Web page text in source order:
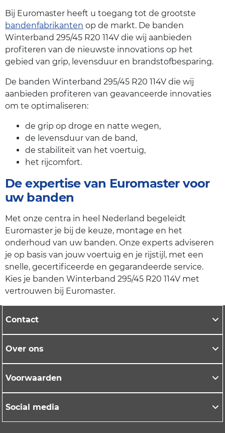
Bij Euromaster heeft u toegang tot de grootste
bandenfabrikanten op de markt. De banden
Winterband 295/45 R20 114V die wij aanbieden
profiteren van de nieuwste innovations op het
gebied van grip, levensduur en brandstofbesparing.
De banden Winterband 295/45 R20 114V die wij
aanbieden profiteren van geavanceerde innovaties
om te optimaliseren:
de grip op droge en natte wegen,
de levensduur van de band,
de stabiliteit van het voertuig,
het rijcomfort.
De expertise van Euromaster voor
uw banden
Met onze centra in heel Nederland begeleidt
Euromaster je bij de keuze, montage en het
onderhoud van uw banden. Onze experts adviseren
je op basis van jouw voertuig en je rijstijl, met een
snelle, gecertificeerde en gegarandeerde service.
Kies je banden Winterband 295/45 R20 114V met
vertrouwen bij Euromaster.
Contact
Over ons
Voorwaarden
Social media